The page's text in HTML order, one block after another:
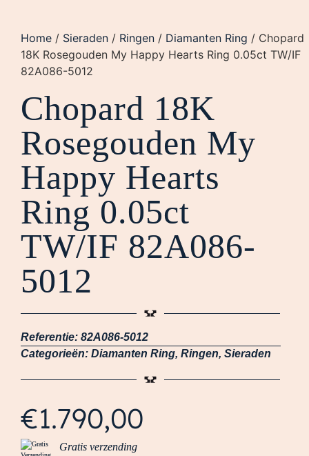
Home / Sieraden / Ringen / Diamanten Ring / Chopard
18K Rosegouden My Happy Hearts Ring 0.05ct TW/IF
82A086-5012
Chopard 18K
Rosegouden My
Happy Hearts
Ring 0.05ct
TW/IF 82A086-
5012
Referentie: 82A086-5012
Categorieën: Diamanten Ring, Ringen, Sieraden
€1.790,00
Gratis verzending